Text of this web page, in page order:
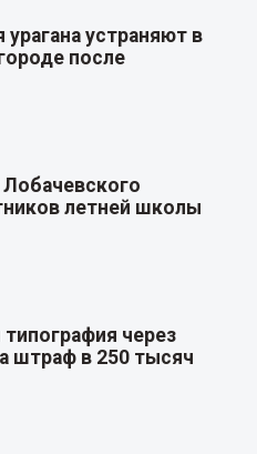
урагана устраняют в
после
летней школы
через
штраф в 250 тысяч